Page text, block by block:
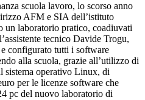
scuola lavoro, lo scorso anno
AFM e SIA dell’istituto
un laboratorio pratico, coadiuvati
tecnico Davide Trogu,
configurato tutti i software
alla scuola, grazie all’utilizzo di
sistema operativo Linux, di
per le licenze software che
pc del nuovo laboratorio di